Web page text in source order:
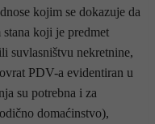
kojim se dokazuje da
koji je predmet
suvlasništvu nekretnine,
PDV-a evidentiran u
su potrebna i za
domaćinstvo),